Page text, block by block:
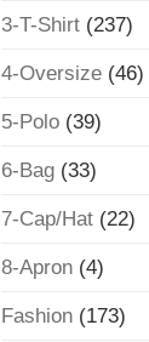
3-T-Shirt(237)
4-Oversize(46)
5-Polo(39)
6-Bag(33)
7-Cap/Hat(22)
8-Apron(4)
Fashion(173)